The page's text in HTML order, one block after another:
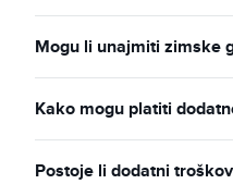
Mogu li unajmiti zimske
Kako mogu platiti
Postoje li dodatni